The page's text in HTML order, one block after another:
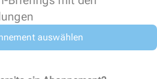
auswählen